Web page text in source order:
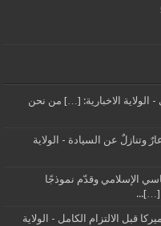
الولاية الاخبارية: […] من نحن
وتنازلٌ عن السيادة - الولاية
الإسلامي وقدّم نموذجًا
[…]...
قبل الالتزام الكامل - الولاية